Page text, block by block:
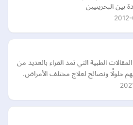
بين البحرينيين
الطبية التي تمد القراء بالعديد من
حلولًا ونصائح لعلاج مختلف الأمراض.